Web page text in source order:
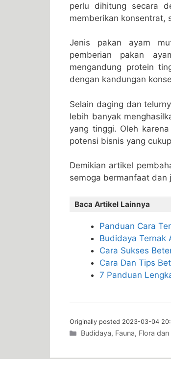
perlu dihitung secara
memberikan konsentrat,
Jenis pakan ayam
pemberian pakan
mengandung protein
dengan kandungan
Selain daging dan
lebih banyak
yang tinggi. Oleh
potensi bisnis yang
Demikian artikel
semoga bermanfaat dan
Baca Artikel Lainnya
Panduan Cara
Budidaya Ternak
Cara Sukses
Cara Dan Tips
7 Panduan
Originally posted 2023-03-04
Categories
Budidaya, Fauna, Flora dan